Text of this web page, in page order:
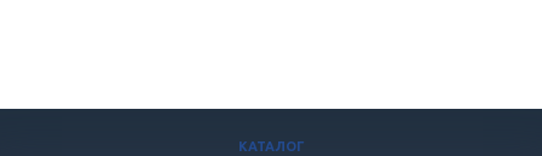
КАТАЛОГ